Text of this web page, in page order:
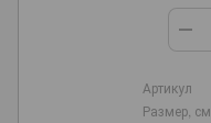
Артикул
Размер, см